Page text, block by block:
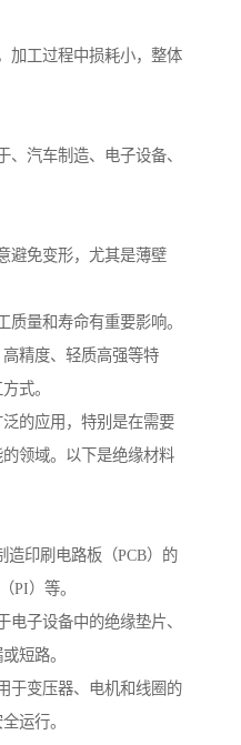
加工过程中损耗小，整体
汽车制造、电子设备、
避免变形，尤其是薄壁
量和寿命有重要影响。
精度、轻质高强等特
式。
的应用，特别是在需要
领域。以下是绝缘材料
印刷电路板（PCB）的
PI）等。
子设备中的绝缘垫片、
短路。
变压器、电机和线圈的
运行。